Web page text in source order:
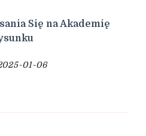
Się na Akademię
01-06